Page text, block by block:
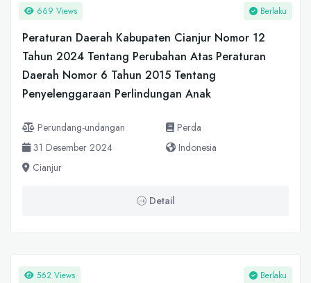
669 Views Berlaku
Peraturan Daerah Kabupaten Cianjur Nomor 12
Tahun 2024 Tentang Perubahan Atas Peraturan
Daerah Nomor 6 Tahun 2015 Tentang
Penyelenggaraan Perlindungan Anak
Perundang-undangan
Perda
31 Desember 2024
Indonesia
Cianjur
Detail
562 Views Berlaku